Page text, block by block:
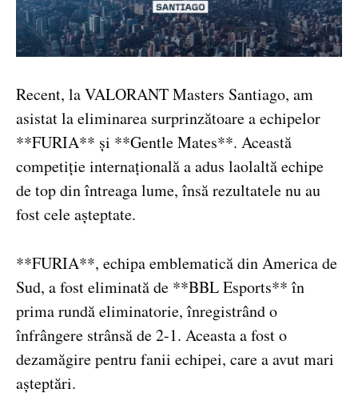
Recent, la VALORANT Masters Santiago, am
asistat la eliminarea surprinzătoare a echipelor
**FURIA** și **Gentle Mates**. Această
competiție internațională a adus laolaltă echipe
de top din întreaga lume, însă rezultatele nu au
fost cele așteptate.
**FURIA**, echipa emblematică din America de
Sud, a fost eliminată de **BBL Esports** în
prima rundă eliminatorie, înregistrând o
înfrângere strânsă de 2-1. Aceasta a fost o
dezamăgire pentru fanii echipei, care a avut mari
așteptări.